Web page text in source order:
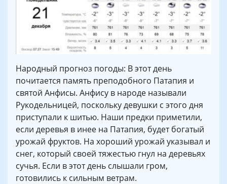
Народный прогноз погоды: В этот день
почитается память преподобного Патапия и
святой Анфисы. Анфису в народе называли
Рукодельницей, поскольку девушки с этого дня
приступали к шитью. Наши предки приметили,
если деревья в инее на Патапия, будет богатый
урожай фруктов. На хороший урожай указывал и
снег, который своей тяжестью гнул на деревьях
сучья. Если в этот день слышали гром,
готовились к сильным ветрам.